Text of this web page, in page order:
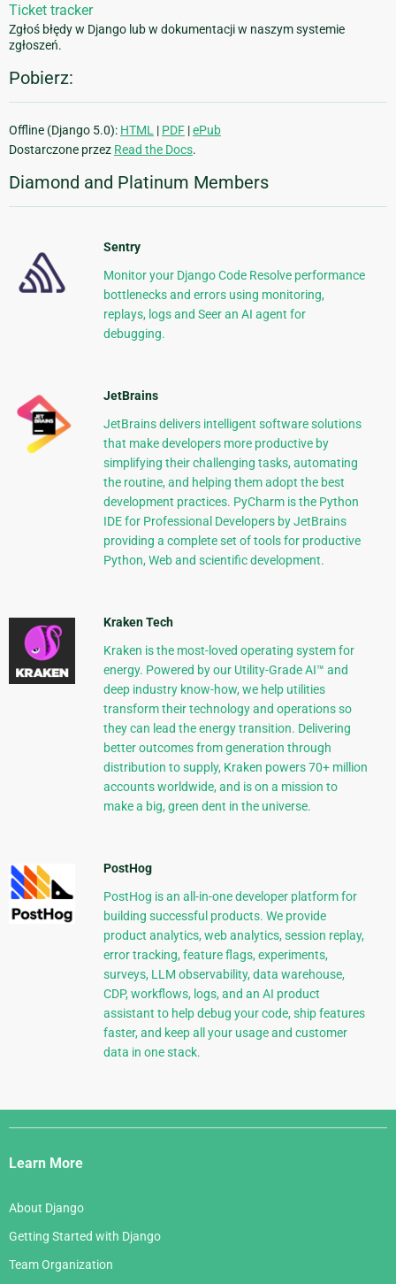
Ticket tracker
Zgłoś błędy w Django lub w dokumentacji w naszym systemie
zgłoszeń.
Pobierz:
Offline (Django 5.0): HTML | PDF |ePub
Dostarczone przez Read the Docs.
Diamond and Platinum Members
Sentry
Monitor your Django Code Resolve performance
bottlenecks and errors using monitoring,
replays, logs and Seer an AI agent for
debugging.
JetBrains
JetBrains delivers intelligent software solutions
that make developers more productive by
simplifying their challenging tasks, automating
the routine, and helping them adopt the best
development practices. PyCharm is the Python
IDE for Professional Developers by JetBrains
providing a complete set of tools for productive
Python, Web and scientific development.
Kraken Tech
Kraken is the most-loved operating system for
energy. Powered by our Utility-Grade AI™ and
deep industry know-how, we help utilities
transform their technology and operations so
they can lead the energy transition. Delivering
better outcomes from generation through
distribution to supply, Kraken powers 70+ million
accounts worldwide, and is on a mission to
make a big, green dent in the universe.
PostHog
PostHog is an all-in-one developer platform for
building successful products. We provide
product analytics, web analytics, session replay,
error tracking, feature flags, experiments,
surveys, LLM observability, data warehouse,
CDP, workflows, logs, and an AI product
assistant to help debug your code, ship features
faster, and keep all your usage and customer
data in one stack.
Django
Links
Learn More
About Django
Getting Started with Django
Team Organization